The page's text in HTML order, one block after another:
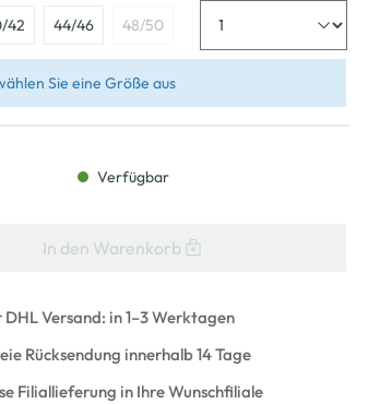
42 44/46 48/50
Sie eine Größe aus
Verfügbar
In den Warenkorb
DHL Versand: in 1–3 Werktagen
Rücksendung innerhalb 14 Tage
Filiallieferung in Ihre Wunschfiliale